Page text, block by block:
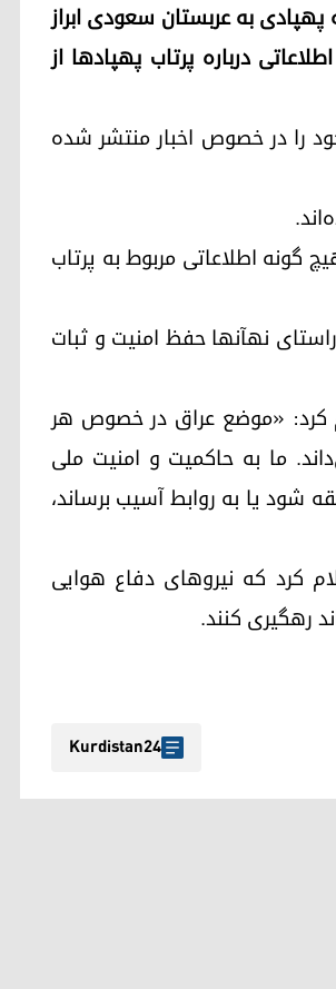
حمله پهپادی به عربستان سعودی ابراز
درباره پرتاب پهپادها از
عمیق خود را در خصوص اخبار منتشر شده
اطلاعاتی مربوط به پرتاب
نهآنها حفظ امنیت و ثبات
کرد: «موضع عراق در خصوص هر
ما به حاکمیت و امنیت ملی
شود یا به روابط آسیب برساند،
کرد که نیروهای دفاع هوایی
رهگیری کنند.
Kurdistan24